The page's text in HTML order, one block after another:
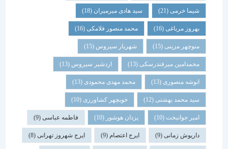
شیما خرمی(21) سید هادی میرمیران(18)
بهروز مرباغی (16) محمد منصور فلامکی (16)
منوچهر مزینی(15) شهریار سیروس(15)
محمدامین میرفندرسکی(13) اردشیر سیروس(13)
انوشه منصوری(13) محمد مهدی محمودی(13)
سید محمد بهشتی(12) خوبچهر کشاورزی(10)
امیر جوانبخت(10) یزدان هوشور(10) فاطمه عباسی(9)
داریوش زمانی(9) ایرج اعتصام(9) ایرج شهروز تهرانی(8)